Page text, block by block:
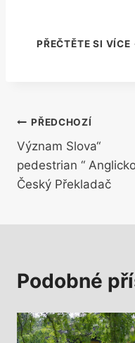
Navigace
pro
příspěvek
PŘEDCHOZÍ
Význam Slova“
pedestrian “
Český Překladač
Podobné